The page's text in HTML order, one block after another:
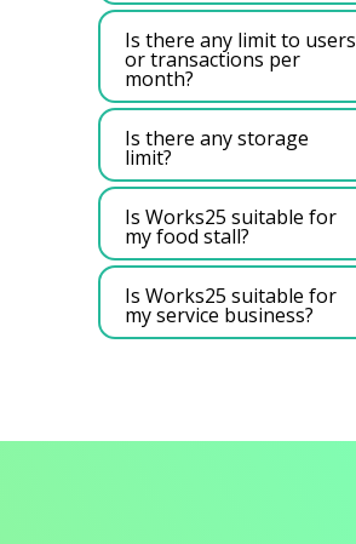
Is there any limit to users
or transactions per
month?
Is there any storage
limit?
Is Works25 suitable for
my food stall?
Is Works25 suitable for
my service business?